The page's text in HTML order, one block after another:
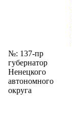
№: 137-пр
губернатор
Ненецкого
автономного
округа